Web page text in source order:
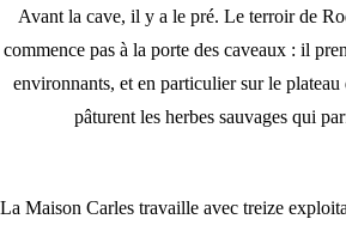
Avant la cave, il y a le pré. Le terroir de
commence pas à la porte des caveaux : il
environnants, et en particulier sur le plateau
pâturent les herbes sauvages qui
La Maison Carles travaille avec treize